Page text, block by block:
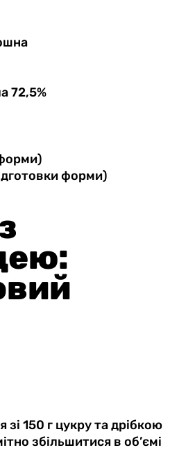
72,5%
форми)
150 г цукру та дрібкою
збільшитися в об’ємі